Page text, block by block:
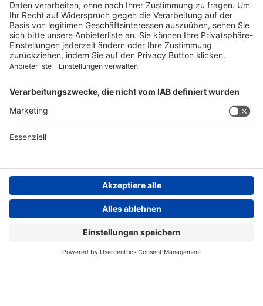
pharmacovigilance@spirig-healthcare.ch
FOLGEN SIE UNS
AGB
Datenschutzhinweis
Compliance